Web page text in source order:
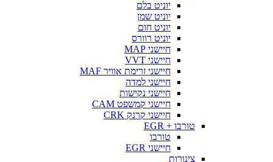
יוניט בלם
יוניט שמן
יוניט חום
יוניט רוורס
חיישני MAP
חיישני VVT
חיישני זרימת אוויר MAF
חיישני למדה
חיישני נקישות
חיישני קמשפט CAM
חיישני קרנק CRK
טורבו + EGR
טורבו
חיישני EGR
צינורות